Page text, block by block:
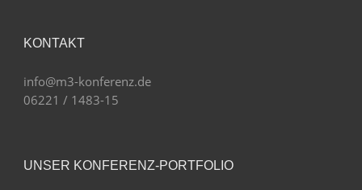
KONTAKT
info@m3-konferenz.de
06221 / 1483-15
UNSER KONFERENZ-PORTFOLIO